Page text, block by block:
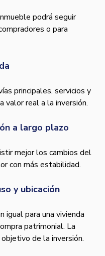
podrá seguir
o para
principales, servicios y
valor real a la inversión.
a largo plazo
mejor los cambios del
con más estabilidad.
y ubicación
igual para una vivienda
patrimonial. La
de la inversión.